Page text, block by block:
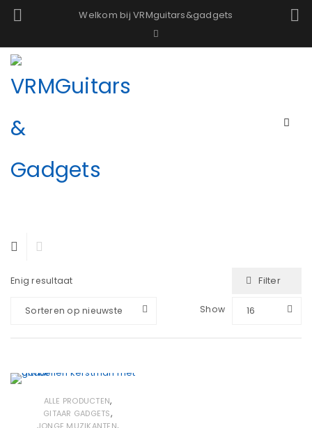
Welkom bij VRMguitars&gadgets
Enig resultaat Filter
Sorteren op nieuwste Show 16
ALLE PRODUCTEN,
GITAAR GADGETS,